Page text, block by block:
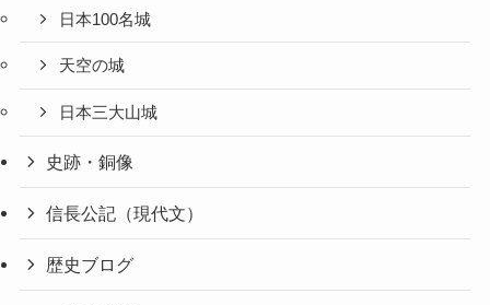
日本100名城
天空の城
日本三大山城
史跡・銅像
信長公記（現代文）
歴史ブログ